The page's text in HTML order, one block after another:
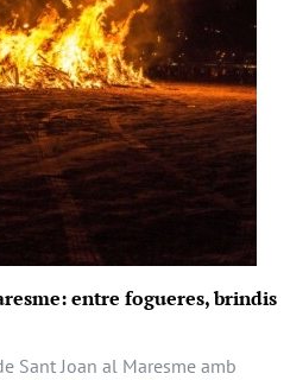
entre fogueres, brindis
Sant Joan al Maresme amb